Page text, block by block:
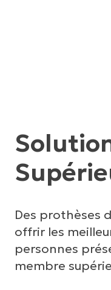
Des prothèses
offrir les
personnes
membre